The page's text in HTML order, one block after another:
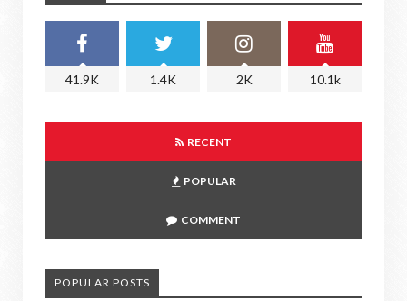
41.9K 1.4K 2K 10.1k
RECENT
POPULAR
COMMENT
POPULAR POSTS